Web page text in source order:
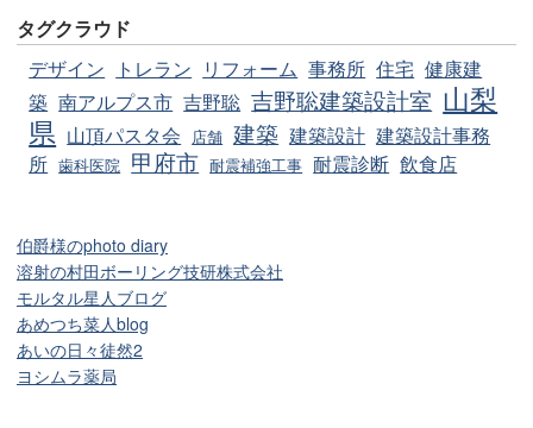
タグクラウド
デザイン トレラン リフォーム 事務所 住宅 健康建
築 南アルプス市 吉野聡 吉野聡建築設計室 山梨
県 山頂パスタ会 店舗 建築 建築設計 建築設計事務
所 歯科医院 甲府市 耐震補強工事 耐震診断 飲食店
伯爵様のphoto diary
溶射の村田ボーリング技研株式会社
モルタル星人ブログ
あめつち菜人blog
あいの日々徒然2
ヨシムラ薬局